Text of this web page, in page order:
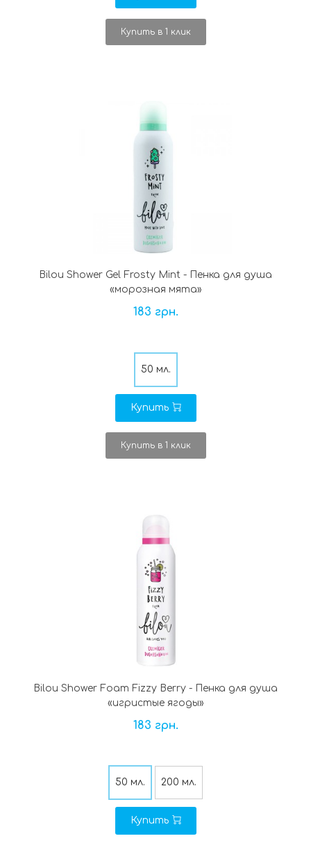
Купить в 1 клик
Bilou Shower Gel Frosty Mint - Пенка для душа
«морозная мята»
183 грн.
50 мл.
Купить
Купить в 1 клик
Bilou Shower Foam Fizzy Berry - Пенка для душа
«игристые ягоды»
183 грн.
50 мл. 200 мл.
Купить